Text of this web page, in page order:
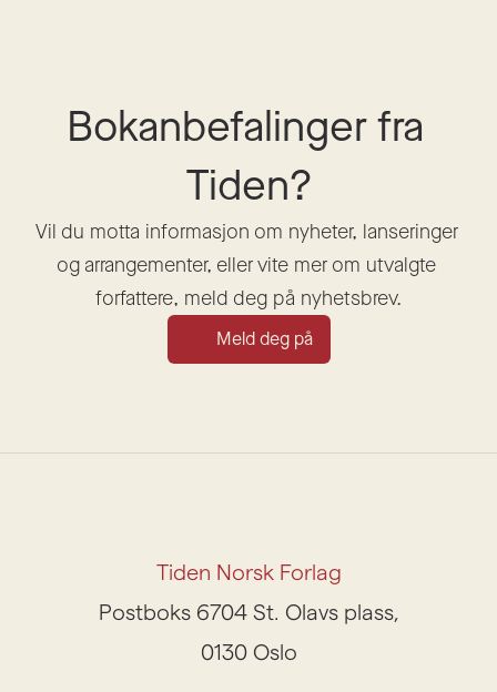
Bokanbefalinger fra
Tiden?
Vil du motta informasjon om nyheter, lanseringer
og arrangementer, eller vite mer om utvalgte
forfattere, meld deg på nyhetsbrev.
Meld deg på
Tiden Norsk Forlag
Postboks 6704 St. Olavs plass,
0130 Oslo